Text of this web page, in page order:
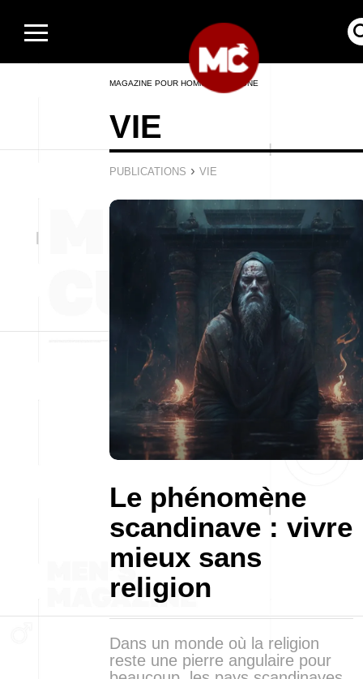
MAGAZINE POUR HOMMES EN LIGNE
VIE
PUBLICATIONS › VIE
Le phénomène
scandinave : vivre
mieux sans
religion
Dans un monde où la religion
reste une pierre angulaire pour